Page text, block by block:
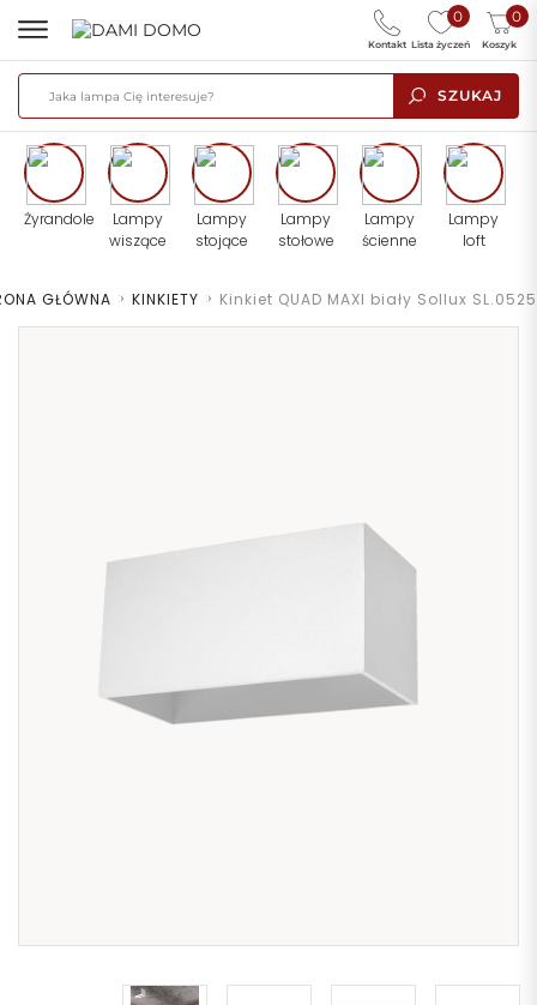
SZUKAJ
0
Lista życzeń
0
Koszyk
Kontakt
Żyrandole
Lampy
wiszące
Lampy
stojące
Lampy
stołowe
Lampy
ścienne
Lampy
loft
GŁÓWNA > KINKIETY > Kinkiet QUAD MAXI biały Sollux SL.0525